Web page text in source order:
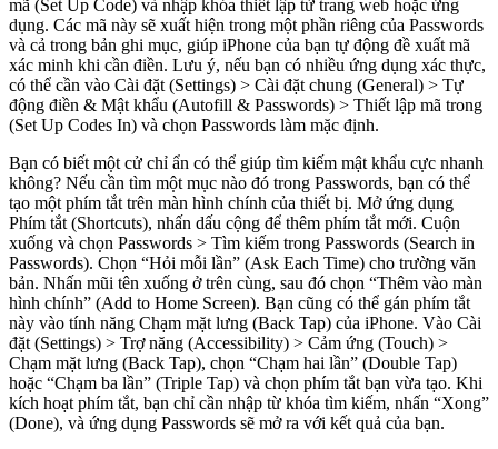
mã (Set Up Code) và nhập khóa thiết lập từ trang web hoặc ứng
dụng. Các mã này sẽ xuất hiện trong một phần riêng của Passwords
và cả trong bản ghi mục, giúp iPhone của bạn tự động đề xuất mã
xác minh khi cần điền. Lưu ý, nếu bạn có nhiều ứng dụng xác thực,
có thể cần vào Cài đặt (Settings) > Cài đặt chung (General) > Tự
động điền & Mật khẩu (Autofill & Passwords) > Thiết lập mã trong
(Set Up Codes In) và chọn Passwords làm mặc định.
Bạn có biết một cử chỉ ẩn có thể giúp tìm kiếm mật khẩu cực nhanh
không? Nếu cần tìm một mục nào đó trong Passwords, bạn có thể
tạo một phím tắt trên màn hình chính của thiết bị. Mở ứng dụng
Phím tắt (Shortcuts), nhấn dấu cộng để thêm phím tắt mới. Cuộn
xuống và chọn Passwords > Tìm kiếm trong Passwords (Search in
Passwords). Chọn “Hỏi mỗi lần” (Ask Each Time) cho trường văn
bản. Nhấn mũi tên xuống ở trên cùng, sau đó chọn “Thêm vào màn
hình chính” (Add to Home Screen). Bạn cũng có thể gán phím tắt
này vào tính năng Chạm mặt lưng (Back Tap) của iPhone. Vào Cài
đặt (Settings) > Trợ năng (Accessibility) > Cảm ứng (Touch) >
Chạm mặt lưng (Back Tap), chọn “Chạm hai lần” (Double Tap)
hoặc “Chạm ba lần” (Triple Tap) và chọn phím tắt bạn vừa tạo. Khi
kích hoạt phím tắt, bạn chỉ cần nhập từ khóa tìm kiếm, nhấn “Xong”
(Done), và ứng dụng Passwords sẽ mở ra với kết quả của bạn.